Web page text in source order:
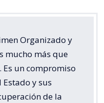
Organizado y
mucho más que
un compromiso
y sus
de la